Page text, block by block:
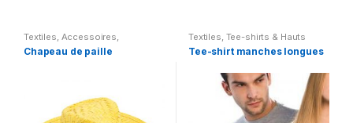
Textiles, Accessoires,
Casquettes & Couvre-chefs
divers
Chapeau de paille
Textiles, Tee-shirts & Hauts
divers
Tee-shirt manches longues